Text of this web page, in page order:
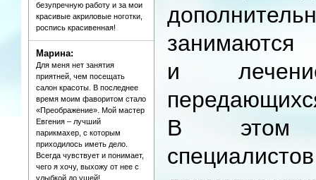
безупречную работу и за мои
красивые акриловые ноготки,
роспись красивенная!
Марина:
Для меня нет занятия
приятней, чем посещать
салон красоты. В последнее
время моим фаворитом стало
«Преображение». Мой мастер
Евгения – лучший
парикмахер, с которым
приходилось иметь дело.
Всегда чувствует и понимает,
чего я хочу, выхожу от нее с
улыбкой до ушей!
и
В этом